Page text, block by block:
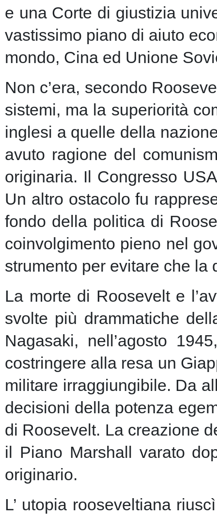
e una Corte di giustizia
vastissimo piano di aiuto
mondo, Cina ed Unione
Non c’era, secondo
sistemi, ma la superiorità
inglesi a quelle della
avuto ragione del
originaria. Il Congresso
Un altro ostacolo fu
fondo della politica di
coinvolgimento pieno nel
strumento per evitare che
La morte di Roosevelt e
svolte più drammatiche
Nagasaki, nell’agosto
costringere alla resa un
militare irraggiungibile. Da
decisioni della potenza
di Roosevelt. La creazione
il Piano Marshall varato
originario.
L’ utopia rooseveltiana